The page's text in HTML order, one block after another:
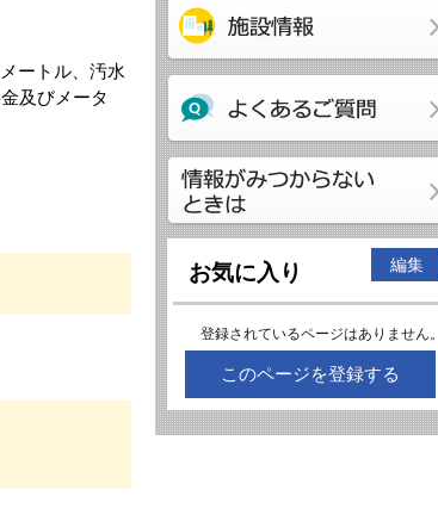
ートル、汚水
及びメータ
お気に入り 編集
登録されているページはありません。
このページを登録する